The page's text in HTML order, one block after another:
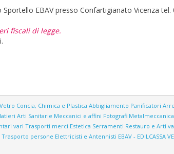
EBAV presso Confartigianato Vicenza tel.
fiscali di legge.
Concia, Chimica e Plastica Abbigliamento Panificatori
Arti Sanitarie Meccanici e affini Fotografi Metalmeccanica
vari Trasporti merci Estetica Serramenti Restauro e Arti
Trasporto persone Elettricisti e Antennisti EBAV - EDILCASSA